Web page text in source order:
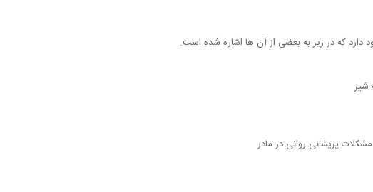
دارد که در زیر به بعضی از آن ها اشاره شده است.
شیر
پریشانی روانی در مادر